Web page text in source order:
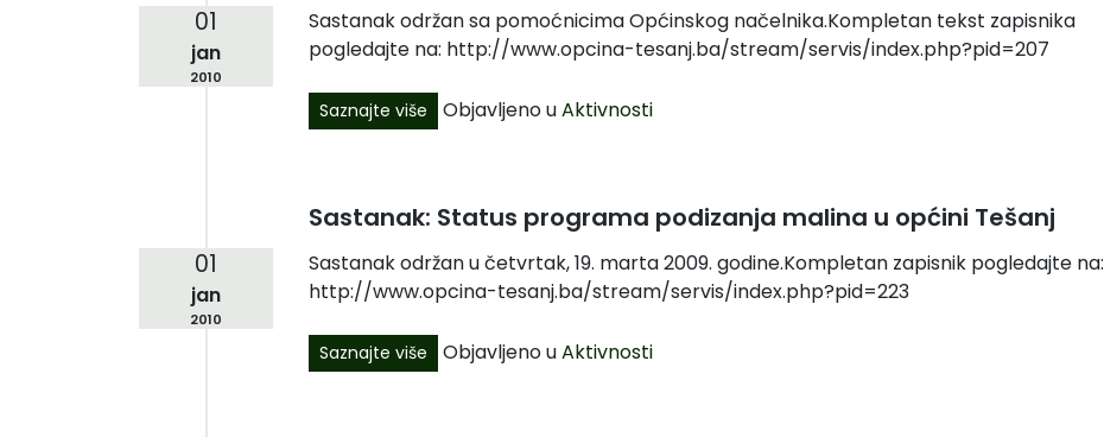
01
jan
2010
Sastanak održan sa pomoćnicima Općinskog načelnika.Kompletan tekst zapisnika
pogledajte na: http://www.opcina-tesanj.ba/stream/servis/index.php?pid=207
Saznajte više Objavljeno uAktivnosti
01
jan
2010
Sastanak: Status programa podizanja malina u općini Tešanj
Sastanak održan u četvrtak, 19. marta 2009. godine.Kompletan zapisnik pogledajte na:
http://www.opcina-tesanj.ba/stream/servis/index.php?pid=223
Saznajte više Objavljeno uAktivnosti